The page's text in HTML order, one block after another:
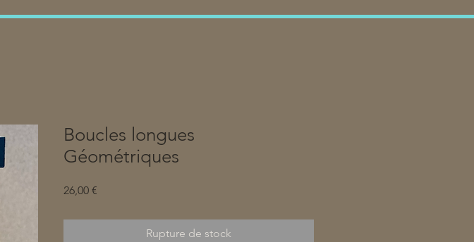
Boucles longues
Géométriques
26,00 €
Rupture de stock